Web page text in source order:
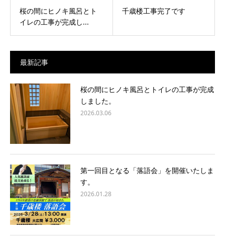
桜の間にヒノキ風呂とト
イレの工事が完成し...
千歳楼工事完了です
最新記事
桜の間にヒノキ風呂とトイレの工事が完成
しました。
2026.03.06
第一回目となる「落語会」を開催いたしま
す。
2026.01.28